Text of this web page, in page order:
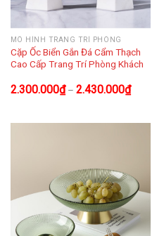
MÔ HÌNH TRANG TRÍ PHÒNG
Cặp Ốc Biển Gắn Đá Cẩm Thạch
Cao Cấp Trang Trí Phòng Khách
2.300.000₫– 2.430.000₫